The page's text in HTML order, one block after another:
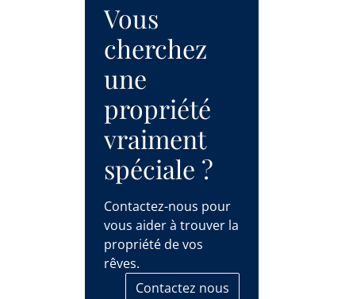
Vous
cherchez
une
propriété
vraiment
spéciale ?
Contactez-nous pour
vous aider à trouver la
propriété de vos
rêves.
Contactez nous